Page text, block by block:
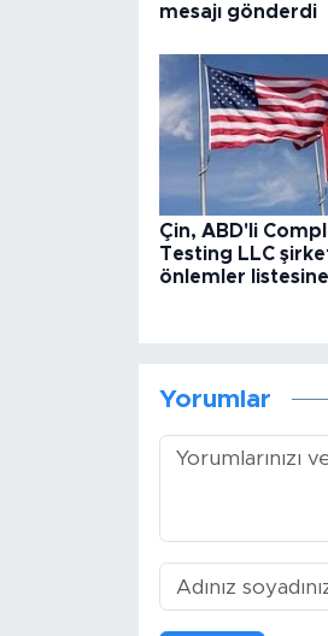
mesajı gönderdi
Çin, ABD'li
Testing LLC
önlemler listesine
Yorumlar